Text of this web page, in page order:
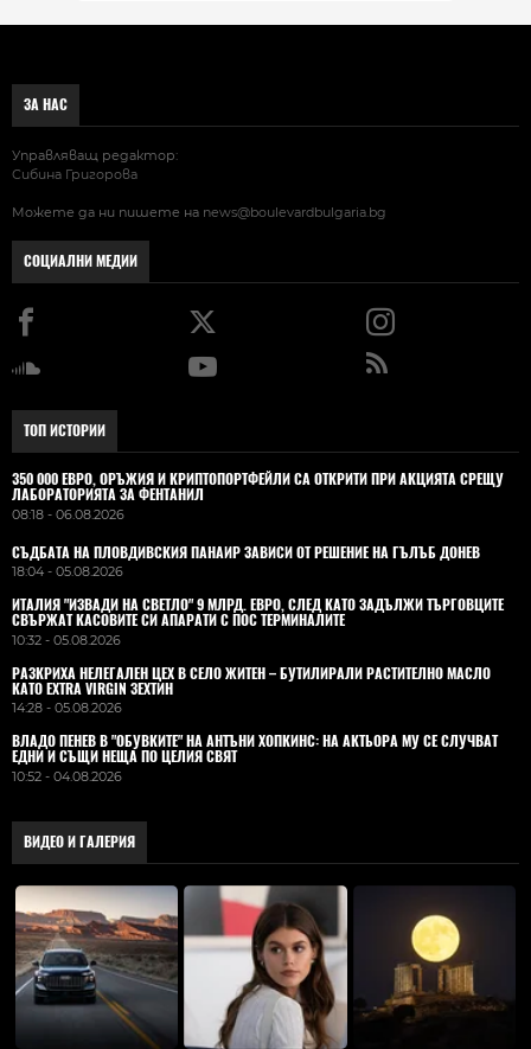
ЗА НАС
Управляващ редактор:
Сибина Григорова
Можете да ни пишете на news@boulevardbulgaria.bg
СОЦИАЛНИ МЕДИИ
ТОП ИСТОРИИ
350 000 ЕВРО, ОРЪЖИЯ И КРИПТОПОРТФЕЙЛИ СА ОТКРИТИ ПРИ АКЦИЯТА СРЕЩУ
ЛАБОРАТОРИЯТА ЗА ФЕНТАНИЛ
08:18 - 06.08.2026
СЪДБАТА НА ПЛОВДИВСКИЯ ПАНАИР ЗАВИСИ ОТ РЕШЕНИЕ НА ГЪЛЪБ ДОНЕВ
18:04 - 05.08.2026
ИТАЛИЯ "ИЗВАДИ НА СВЕТЛО" 9 МЛРД. ЕВРО, СЛЕД КАТО ЗАДЪЛЖИ ТЪРГОВЦИТЕ
СВЪРЖАТ КАСОВИТЕ СИ АПАРАТИ С ПОС ТЕРМИНАЛИТЕ
10:32 - 05.08.2026
РАЗКРИХА НЕЛЕГАЛЕН ЦЕХ В СЕЛО ЖИТЕН – БУТИЛИРАЛИ РАСТИТЕЛНО МАСЛО
КАТО EXTRA VIRGIN ЗЕХТИН
14:28 - 05.08.2026
ВЛАДO ПЕНЕВ В "ОБУВКИТЕ" НА АНТЪНИ ХОПКИНС: НА АКТЬОРА МУ СЕ СЛУЧВАТ
ЕДНИ И СЪЩИ НЕЩА ПО ЦЕЛИЯ СВЯТ
10:52 - 04.08.2026
ВИДЕО И ГАЛЕРИЯ